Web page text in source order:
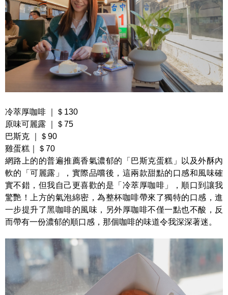
冷萃厚咖啡 ｜＄130
原味可麗露 ｜＄75
巴斯克 ｜＄90
雞蛋糕｜＄70
網路上的的普遍推薦香氣濃郁的「巴斯克蛋糕」以及外酥內
軟的「可麗露」，實際品嚐後，這兩款甜點的口感和風味確
實不錯，但我自己更喜歡的是「冷萃厚咖啡」，順口到讓我
驚艷！上方的氣泡綿密，為整杯咖啡帶來了獨特的口感，進
一步提升了黑咖啡的風味，另外厚咖啡不僅一點也不酸，反
而帶有一份濃郁的順口感，那個咖啡的味道令我深深著迷。